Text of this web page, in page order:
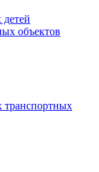
объектов
транспортных